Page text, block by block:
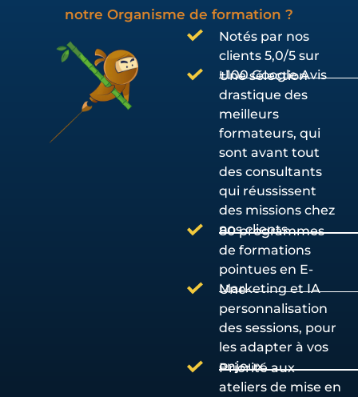
notre Organisme de formation ?
Notés par nos
clients 5,0/5 sur
+100 Google Avis
Une sélection
drastique des
meilleurs
formateurs, qui
sont avant tout
des consultants
qui réussissent
des missions chez
nos clients
80 programmes
de formations
pointues en E-
Marketing et IA
Une
personnalisation
des sessions, pour
les adapter à vos
enjeux
Priorité aux
ateliers de mise en